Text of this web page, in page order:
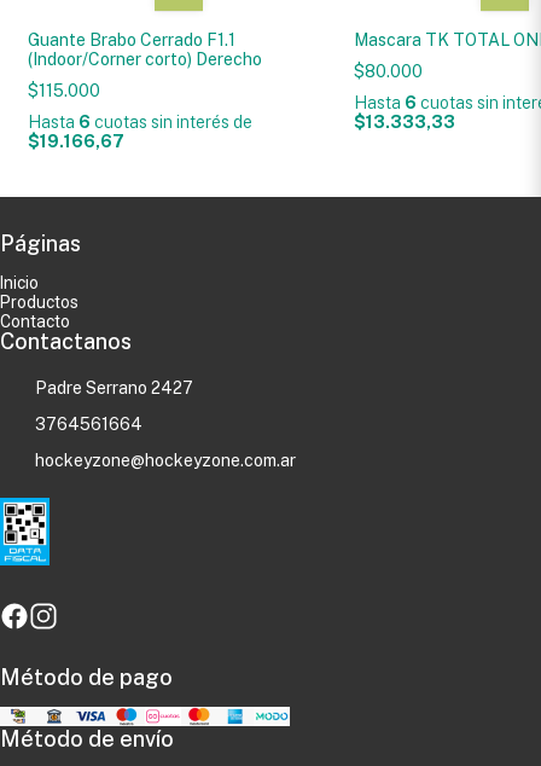
Guante Brabo Cerrado F1.1
(Indoor/Corner corto) Derecho
$115.000
Hasta 6 cuotas sin interés de
$19.166,67
Mascara TK TOTAL
$80.000
Hasta 6 cuotas sin
$13.333,33
Páginas
Inicio
Productos
Contacto
Contactanos
Padre Serrano 2427
3764561664
hockeyzone@hockeyzone.com.ar
Método de pago
Método de envío